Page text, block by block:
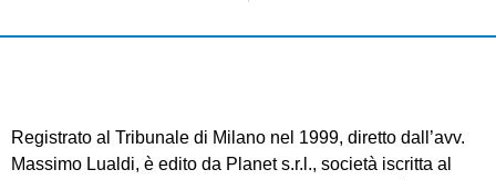
Registrato al Tribunale di Milano nel 1999, diretto dall’avv.
Massimo Lualdi, è edito da Planet s.r.l., società iscritta al